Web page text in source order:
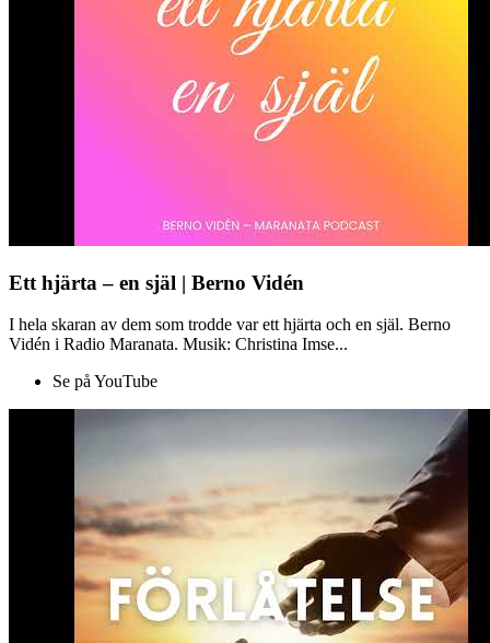
Ett hjärta – en själ | Berno Vidén
I hela skaran av dem som trodde var ett hjärta och en själ. Berno
Vidén i Radio Maranata. Musik: Christina Imse...
Se på YouTube